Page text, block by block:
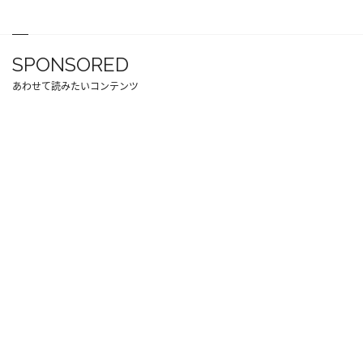
SPONSORED
あわせて読みたいコンテンツ